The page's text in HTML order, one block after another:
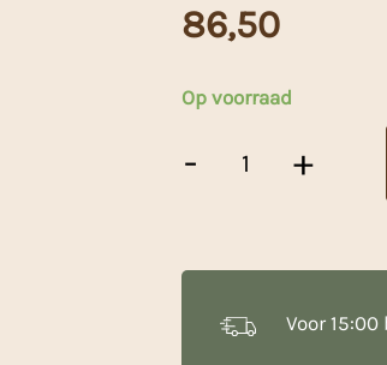
86,50
Op voorraad
-
rose
+
Voor